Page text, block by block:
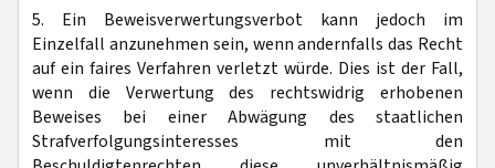
5. Ein Beweisverwertungsverbot kann jedoch im
Einzelfall anzunehmen sein, wenn andernfalls das Recht
auf ein faires Verfahren verletzt würde. Dies ist der Fall,
wenn die Verwertung des rechtswidrig erhobenen
Beweises bei einer Abwägung des staatlichen
Strafverfolgungsinteresses mit den